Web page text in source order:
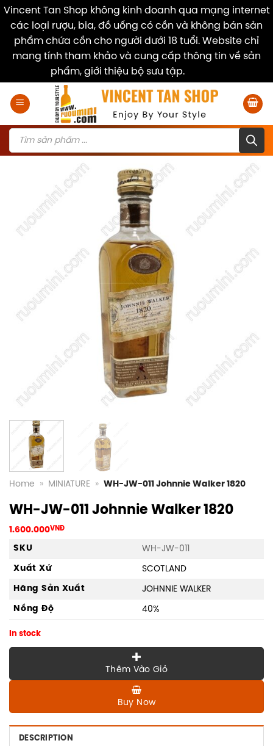
Vincent Tan Shop không kinh doanh qua mạng internet
các loại rượu, bia, đồ uống có cồn và không bán sản
phẩm chứa cồn cho người dưới 18 tuổi. Website chỉ
mang tính tham khảo và cung cấp thông tin về sản
phẩm, giới thiệu bộ sưu tập.
Products
search
Home » MINIATURE » WH-JW-011 Johnnie Walker 1820
WH-JW-011 Johnnie Walker 1820
1.600.000VNĐ
SKU
WH-JW-011
Xuất Xứ
SCOTLAND
Hãng Sản Xuất
JOHNNIE WALKER
Nồng Độ
40%
In stock
Thêm Vào Giỏ
Buy Now
DESCRIPTION